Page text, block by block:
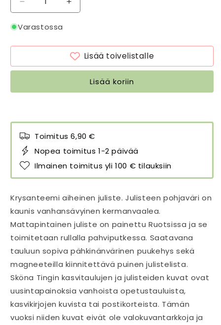
Vähennä
tuotteen
Juliste
50
70
Lisää
tuotteen
50
x
70
Varastossa
Lisää toivelistalle
Lisää koriin
Toimitus 6,90 €
Nopea toimitus 1-2 päivää
Ilmainen toimitus yli 100 € tilauksiin
Krysanteemi aiheinen juliste. Julisteen pohjaväri on
kaunis vanhansävyinen kermanvaalea.
Mattapintainen juliste on painettu Ruotsissa ja se
toimitetaan rullalla pahviputkessa. Saatavana
tauluun sopiva pähkinänvärinen puukehys sekä
magneeteilla kiinnitettävä puinen julistelista.
Sköna Tingin kasvitaulujen ja julisteiden kuvat ovat
uusintapainoksia vanhoista opetustauluista,
kasvikirjojen kuvista tai postikorteista. Tämän
vuoksi niiden kuvat eivät ole valokuvantarkkoja ja